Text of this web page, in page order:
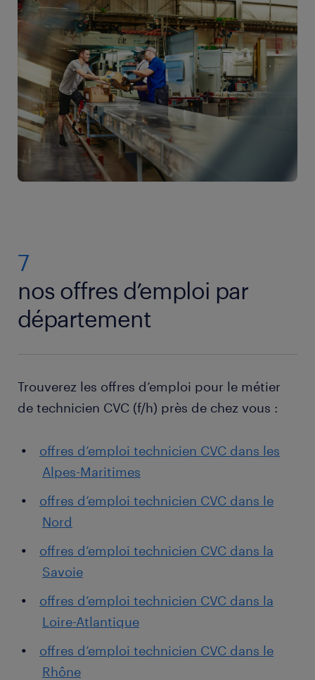
qui peuvent être obtenues par des formations
internes ou externes.
offres d’emploidans votre secteur, puis envoyez-
nous votre CV et votre lettre de motivation. Vous
avez besoin d’aide pour réussir votre recherche et
constituer votre dossier de candidature ? Découvrez
notre rubriqueconseil carrière
pour réussir votre
recherche d’emploi !
7
nos offres d’emploi par
département
Trouverez les offres d’emploi pour le métier
de technicien CVC (f/h) près de chez vous :
offres d’emploi technicien CVC dans les
Alpes-Maritimes
offres d’emploi technicien CVC dans le
Nord
offres d’emploi technicien CVC dans la
Savoie
offres d’emploi technicien CVC dans la
Loire-Atlantique
offres d’emploi technicien CVC dans le
Rhône